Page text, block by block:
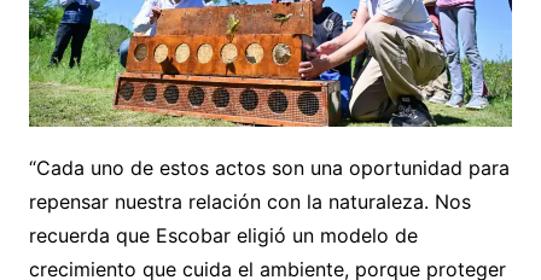
“Cada uno de estos actos son una oportunidad para
repensar nuestra relación con la naturaleza. Nos
recuerda que Escobar eligió un modelo de
crecimiento que cuida el ambiente, porque proteger